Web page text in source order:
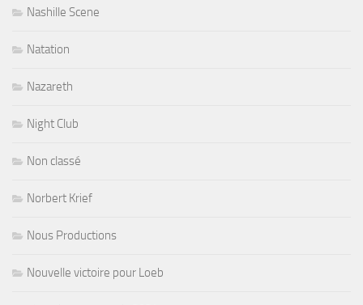
Nashille Scene
Natation
Nazareth
Night Club
Non classé
Norbert Krief
Nous Productions
Nouvelle victoire pour Loeb